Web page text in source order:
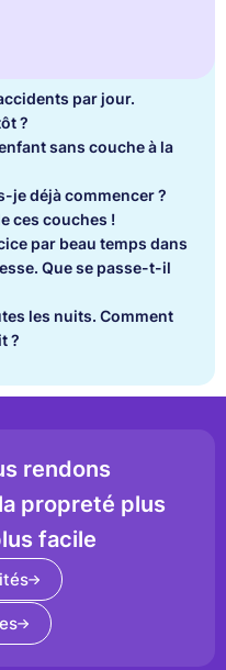
par jour.
?
sans couche à la
je déjà commencer ?
ces couches !
par beau temps dans
Que se passe-t-il
les nuits. Comment
?
rendons
propreté plus
facile